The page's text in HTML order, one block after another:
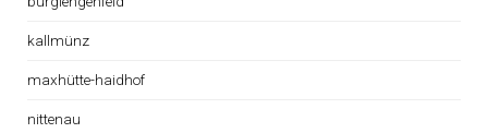
kallmünz
maxhütte-haidhof
nittenau